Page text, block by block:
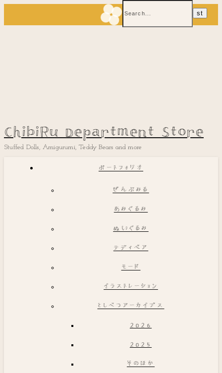
ChibiRu Department Store
Stuffed Dolls, Amigurumi, Teddy Bears and more
ポートフォリオ
ぜんぶみる
あみぐるみ
ぬいぐるみ
テディベア
モード
イラストレーション
としべつアーカイブス
2026
2025
そのほか